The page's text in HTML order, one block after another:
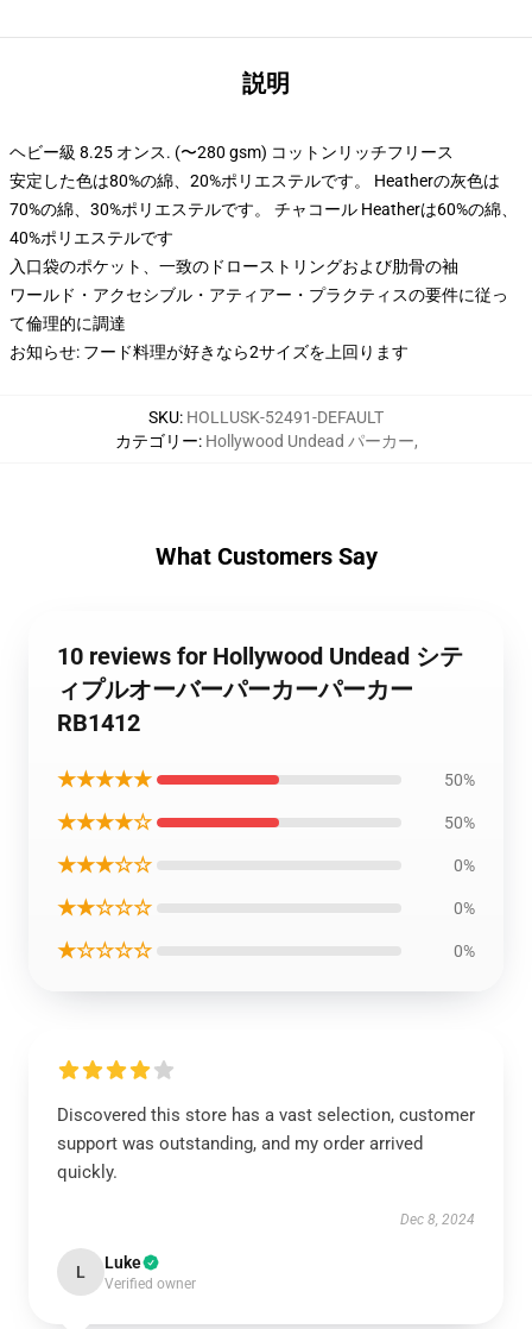
説明
ヘビー級 8.25 オンス. (〜280 gsm) コットンリッチフリース
安定した色は80%の綿、20%ポリエステルです。 Heatherの灰色は
70%の綿、30%ポリエステルです。 チャコール Heatherは60%の綿、
40%ポリエステルです
入口袋のポケット、一致のドローストリングおよび肋骨の袖
ワールド・アクセシブル・アティアー・プラクティスの要件に従っ
て倫理的に調達
お知らせ: フード料理が好きなら2サイズを上回ります
SKU: HOLLUSK-52491-DEFAULT
カテゴリー: Hollywood Undead パーカー,
What Customers Say
10 reviews for Hollywood Undead シテ
ィプルオーバーパーカーパーカー
RB1412
★★★★★ 50%
★★★★☆ 50%
★★★☆☆ 0%
★★☆☆☆ 0%
★☆☆☆☆ 0%
Discovered this store has a vast selection, customer
support was outstanding, and my order arrived
quickly.
Dec 8, 2024
L Luke
Verified owner